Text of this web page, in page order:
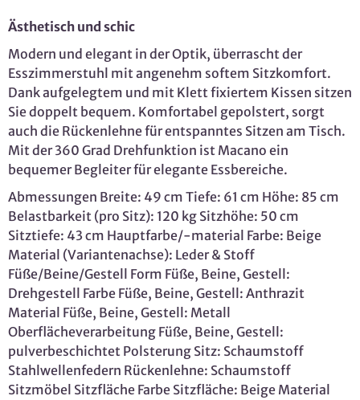
Ästhetisch und schic
Modern und elegant in der Optik, überrascht der
Esszimmerstuhl mit angenehm softem Sitzkomfort.
Dank aufgelegtem und mit Klett fixiertem Kissen sitzen
Sie doppelt bequem. Komfortabel gepolstert, sorgt
auch die Rückenlehne für entspanntes Sitzen am Tisch.
Mit der 360 Grad Drehfunktion ist Macano ein
bequemer Begleiter für elegante Essbereiche.
Abmessungen Breite: 49 cm Tiefe: 61 cm Höhe: 85 cm
Belastbarkeit (pro Sitz): 120 kg Sitzhöhe: 50 cm
Sitztiefe: 43 cm Hauptfarbe/-material Farbe: Beige
Material (Variantenachse): Leder & Stoff
Füße/Beine/Gestell Form Füße, Beine, Gestell:
Drehgestell Farbe Füße, Beine, Gestell: Anthrazit
Material Füße, Beine, Gestell: Metall
Oberflächeverarbeitung Füße, Beine, Gestell:
pulverbeschichtet Polsterung Sitz: Schaumstoff
Stahlwellenfedern Rückenlehne: Schaumstoff
Sitzmöbel Sitzfläche Farbe Sitzfläche: Beige Material